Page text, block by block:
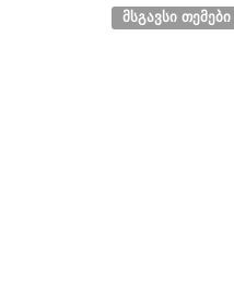
ᲛᲡᲒᲐᲕᲡᲘ ᲗᲔᲛᲔᲑᲘ